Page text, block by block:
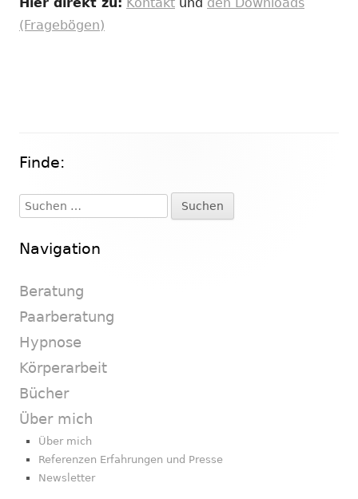
(Fragebögen)
Haupt-
Seitenleiste
Finde:
Suchen
nach:
Navigation
Beratung
Paarberatung
Hypnose
Körperarbeit
Bücher
Über mich
Über mich
Referenzen Erfahrungen und Presse
Newsletter